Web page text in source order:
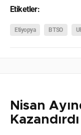
Etiketler:
Etiyopya BTSO
Nisan
Kazandırdı